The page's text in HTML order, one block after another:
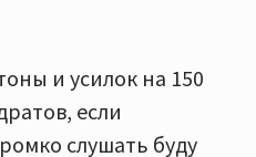
и усилок на 150
если
слушать буду